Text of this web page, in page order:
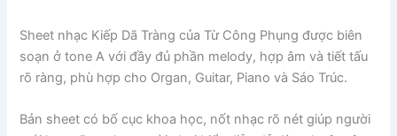
Sheet nhạc Kiếp Dã Tràng của Từ Công Phụng được biên
soạn ở tone A với đầy đủ phần melody, hợp âm và tiết tấu
rõ ràng, phù hợp cho Organ, Guitar, Piano và Sáo Trúc.
Bản sheet có bố cục khoa học, nốt nhạc rõ nét giúp người